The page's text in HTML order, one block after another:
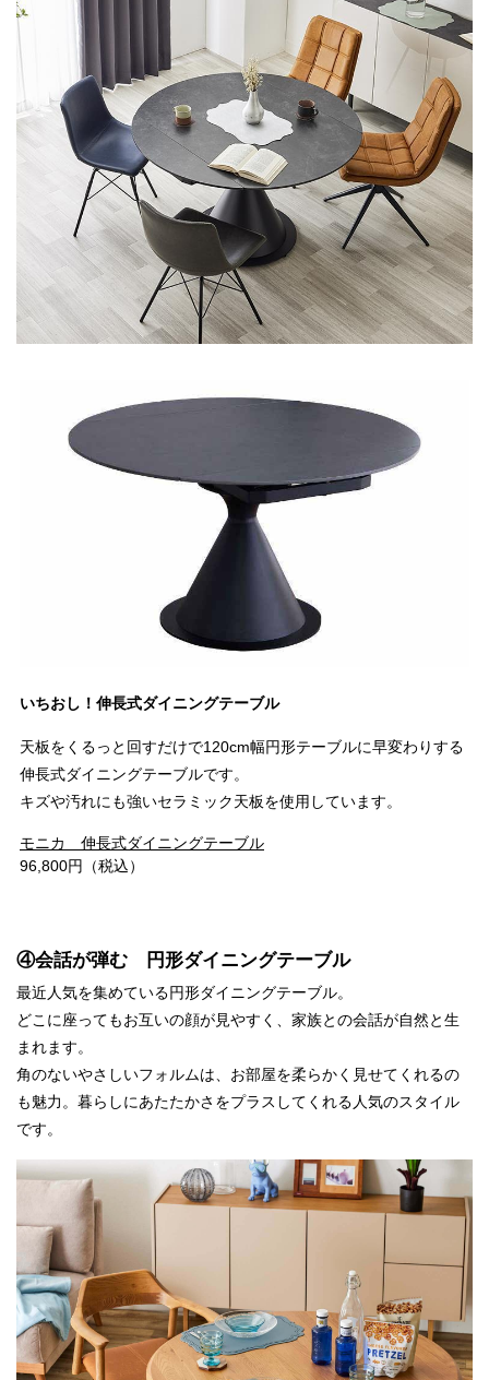
いちおし！伸長式ダイニングテーブル
天板をくるっと回すだけで120cm幅円形テーブルに早変わりする
伸長式ダイニングテーブルです。
キズや汚れにも強いセラミック天板を使用しています。
モニカ 伸長式ダイニングテーブル
96,800円（税込）
④会話が弾む 円形ダイニングテーブル
最近人気を集めている円形ダイニングテーブル。
どこに座ってもお互いの顔が見やすく、家族との会話が自然と生
まれます。
角のないやさしいフォルムは、お部屋を柔らかく見せてくれるの
も魅力。暮らしにあたたかさをプラスしてくれる人気のスタイル
です。